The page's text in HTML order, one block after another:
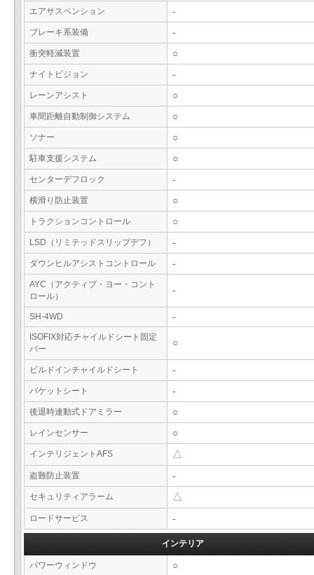
エアサスペンション -
ブレーキ系装備 -
衝突軽減装置 ○
ナイトビジョン -
レーンアシスト ○
車間距離自動制御システム ○
ソナー ○
駐車支援システム ○
センターデフロック -
横滑り防止装置 ○
トラクションコントロール ○
LSD（リミテッドスリップデフ） -
ダウンヒルアシストコントロール -
AYC（アクティブ・ヨー・コント
ロール）
-
SH-4WD -
ISOFIX対応チャイルドシート固定
バー
○
ビルドインチャイルドシート -
バケットシート -
後退時連動式ドアミラー ○
レインセンサー ○
インテリジェントAFS △
盗難防止装置 -
セキュリティアラーム △
ロードサービス -
インテリア
パワーウィンドウ ○